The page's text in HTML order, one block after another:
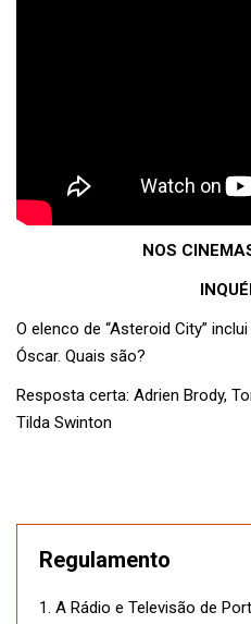
NOS
O elenco de “Asteroid City”
Óscar. Quais são?
Resposta certa: Adrien Brody,
Tilda Swinton
Regulamento
1. A Rádio e Televisão de